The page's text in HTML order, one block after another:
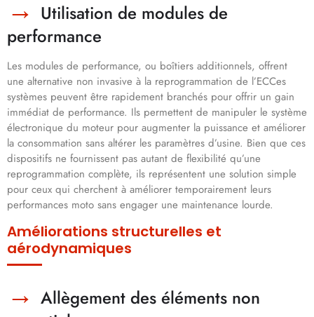
Utilisation de modules de
performance
Les modules de performance, ou boîtiers additionnels, offrent
une alternative non invasive à la reprogrammation de l’ECCes
systèmes peuvent être rapidement branchés pour offrir un gain
immédiat de performance. Ils permettent de manipuler le système
électronique du moteur pour augmenter la puissance et améliorer
la consommation sans altérer les paramètres d’usine. Bien que ces
dispositifs ne fournissent pas autant de flexibilité qu’une
reprogrammation complète, ils représentent une solution simple
pour ceux qui cherchent à améliorer temporairement leurs
performances moto sans engager une maintenance lourde.
Améliorations structurelles et
aérodynamiques
Allègement des éléments non